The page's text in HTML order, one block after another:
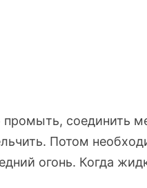
соединить
Потом
огонь. Когда